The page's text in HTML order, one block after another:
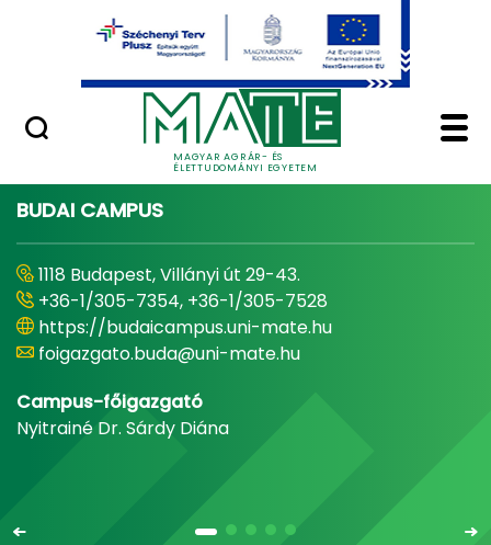
Ugrás a fő tartalomhoz
MAGYAR AGRÁR- ÉS
ÉLETTUDOMÁNYI EGYETEM
Minőségügy
Home - Magyar
BUDAI CAMPUS
1118 Budapest, Villányi út 29-43.
+36-1/305-7354, +36-1/305-7528
https://budaicampus.uni-mate.hu
foigazgato.buda@uni-mate.hu
Campus-főigazgató
Nyitrainé Dr. Sárdy Diána